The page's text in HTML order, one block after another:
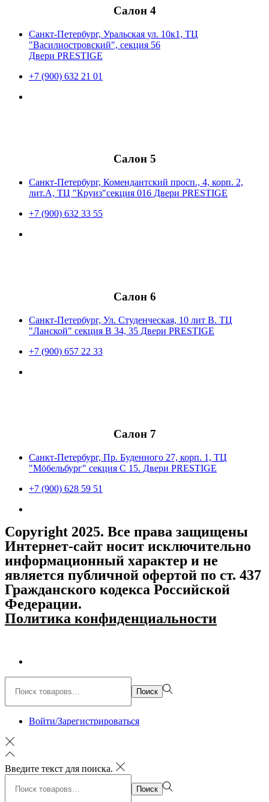
Салон 4
Санкт-Петербург, Уральская ул. 10к1, ТЦ
"Василиостровский", секция 56
Двери PRESTIGE
+7 (900) 632 21 01
Салон 5
Санкт-Петербург, Комендантский просп., 4, корп. 2,
лит.А, ТЦ "Круиз"секция 016 Двери PRESTIGE
+7 (900) 632 33 55
Салон 6
Санкт-Петербург, Ул. Студенческая, 10 лит В. ТЦ
"Ланской" секция В 34, 35 Двери PRESTIGE
+7 (900) 657 22 33
Салон 7
Санкт-Петербург, Пр. Буденного 27, корп. 1, ТЦ
"Мöбельбург" секция С 15. Двери PRESTIGE
+7 (900) 628 59 51
Copyright 2025. Все права защищены
Интернет-сайт носит исключительно
информационный характер и не
является публичной офертой по ст. 437
Гражданского кодекса Российской
Федерации.
Политика конфиденциальности
Поиск
Войти/Зарегистрироваться
Введите текст для поиска.
Поиск